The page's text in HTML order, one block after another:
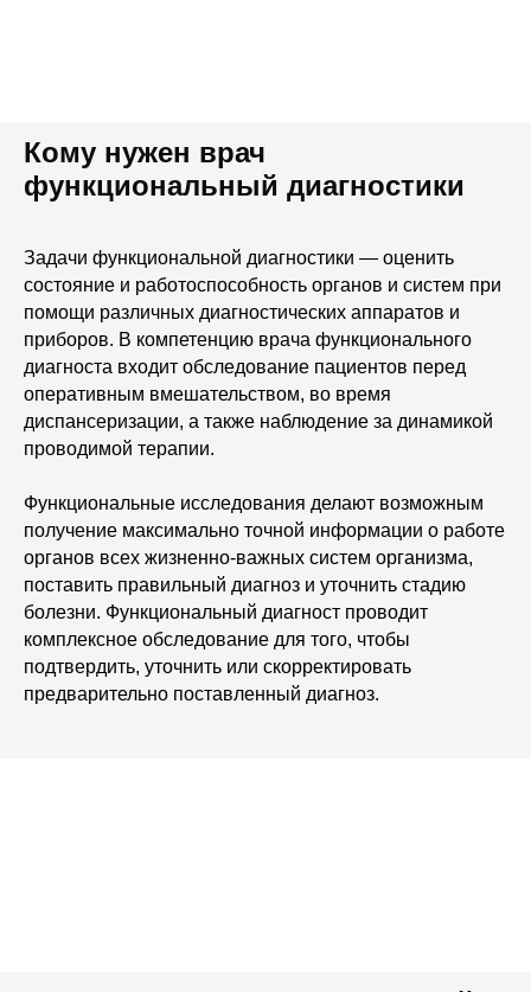
Кому нужен врач
функциональный диагностики
Задачи функциональной диагностики — оценить
состояние и работоспособность органов и систем при
помощи различных диагностических аппаратов и
приборов. В компетенцию врача функционального
диагноста входит обследование пациентов перед
оперативным вмешательством, во время
диспансеризации, а также наблюдение за динамикой
проводимой терапии.
Функциональные исследования делают возможным
получение максимально точной информации о работе
органов всех жизненно-важных систем организма,
поставить правильный диагноз и уточнить стадию
болезни. Функциональный диагност проводит
комплексное обследование для того, чтобы
подтвердить, уточнить или скорректировать
предварительно поставленный диагноз.